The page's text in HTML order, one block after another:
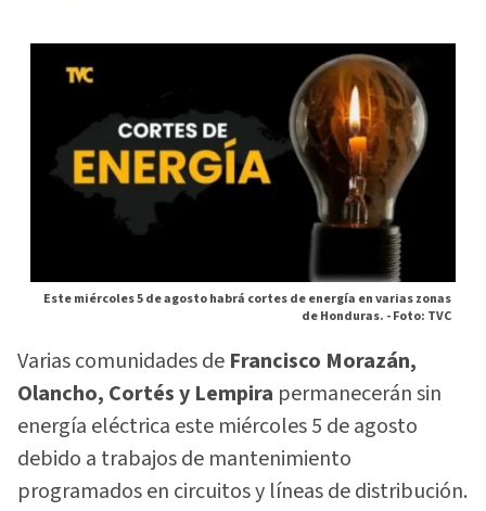
Este miércoles 5 de agosto habrá cortes de energía en varias zonas
de Honduras. -Foto: TVC
Varias comunidades de Francisco Morazán,
Olancho, Cortés y Lempira permanecerán sin
energía eléctrica este miércoles 5 de agosto
debido a trabajos de mantenimiento
programados en circuitos y líneas de distribución.